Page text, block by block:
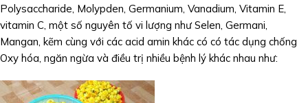
Polysaccharide, Molypden, Germanium, Vanadium, Vitamin E,
vitamin C, một số nguyên tố vi lượng như Selen, Germani,
Mangan, kẽm cùng với các acid amin khác có có tác dụng chống
Oxy hóa, ngăn ngừa và điều trị nhiều bệnh lý khác nhau như: